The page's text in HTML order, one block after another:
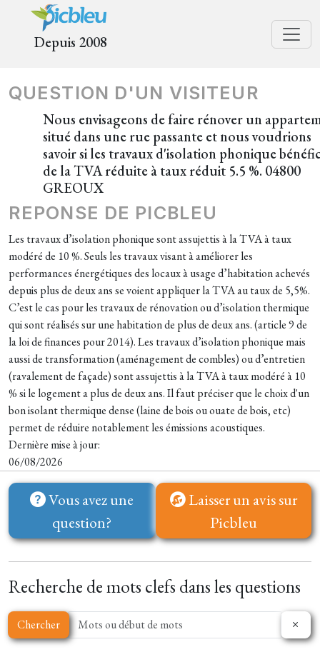
Depuis 2008
QUESTION D'UN VISITEUR
Nous envisageons de faire rénover un
situé dans une rue passante et nous voudrions
savoir si les travaux d'isolation phonique
de la TVA réduite à taux réduit 5.5 %. 04800
GREOUX
REPONSE DE PICBLEU
Les travaux d’isolation phonique sont assujettis à la TVA à taux
modéré de 10 %. Seuls les travaux visant à améliorer les
performances énergétiques des locaux à usage d’habitation achevés
depuis plus de deux ans se voient appliquer la TVA au taux de 5,5%.
C’est le cas pour les travaux de rénovation ou d’isolation thermique
qui sont réalisés sur une habitation de plus de deux ans. (article 9 de
la loi de finances pour 2014). Les travaux d’isolation phonique mais
aussi de transformation (aménagement de combles) ou d’entretien
(ravalement de façade) sont assujettis à la TVA à taux modéré à 10
% si le logement a plus de deux ans. Il faut préciser que le choix d'un
bon isolant thermique dense (laine de bois ou ouate de bois, etc)
permet de réduire notablement les émissions acoustiques.
Dernière mise à jour:
06/08/2026
Vous avez une
question?
Laisser un avis sur
Picbleu
Recherche de mots clefs dans les questions
Chercher